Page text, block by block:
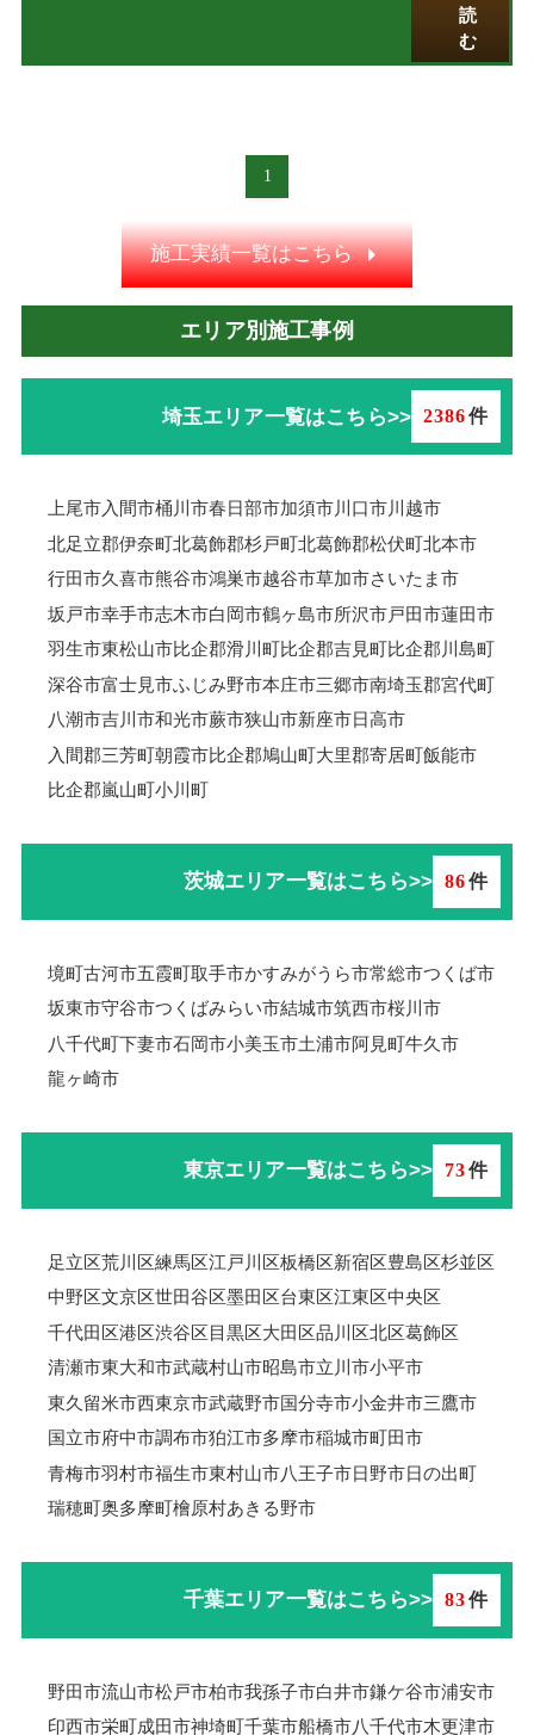
読
む
1
施工実績一覧はこちら
エリア別施工事例
埼玉エリア一覧はこちら>> 2386件
上尾市入間市桶川市春日部市加須市川口市川越市
北足立郡伊奈町北葛飾郡杉戸町北葛飾郡松伏町北本市
行田市久喜市熊谷市鴻巣市越谷市草加市さいたま市
坂戸市幸手市志木市白岡市鶴ヶ島市所沢市戸田市蓮田市
羽生市東松山市比企郡滑川町比企郡吉見町比企郡川島町
深谷市富士見市ふじみ野市本庄市三郷市南埼玉郡宮代町
八潮市吉川市和光市蕨市狭山市新座市日高市
入間郡三芳町朝霞市比企郡鳩山町大里郡寄居町飯能市
比企郡嵐山町小川町
茨城エリア一覧はこちら>> 86件
境町古河市五霞町取手市かすみがうら市常総市つくば市
坂東市守谷市つくばみらい市結城市筑西市桜川市
八千代町下妻市石岡市小美玉市土浦市阿見町牛久市
龍ヶ崎市
東京エリア一覧はこちら>> 73件
足立区荒川区練馬区江戸川区板橋区新宿区豊島区杉並区
中野区文京区世田谷区墨田区台東区江東区中央区
千代田区港区渋谷区目黒区大田区品川区北区葛飾区
清瀬市東大和市武蔵村山市昭島市立川市小平市
東久留米市西東京市武蔵野市国分寺市小金井市三鷹市
国立市府中市調布市狛江市多摩市稲城市町田市
青梅市羽村市福生市東村山市八王子市日野市日の出町
瑞穂町奥多摩町檜原村あきる野市
千葉エリア一覧はこちら>> 83件
野田市流山市松戸市柏市我孫子市白井市鎌ケ谷市浦安市
印西市栄町成田市神埼町千葉市船橋市八千代市木更津市